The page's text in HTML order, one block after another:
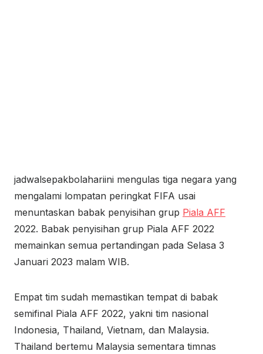
jadwalsepakbolahariini mengulas tiga negara yang
mengalami lompatan peringkat FIFA usai
menuntaskan babak penyisihan grup Piala AFF
2022. Babak penyisihan grup Piala AFF 2022
memainkan semua pertandingan pada Selasa 3
Januari 2023 malam WIB.
Empat tim sudah memastikan tempat di babak
semifinal Piala AFF 2022, yakni tim nasional
Indonesia, Thailand, Vietnam, dan Malaysia.
Thailand bertemu Malaysia sementara timnas